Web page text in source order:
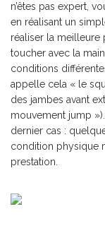
n’êtes pas expert,
en réalisant un
réaliser la
toucher avec la
conditions
appelle cela « le
des jambes avant
mouvement jump
dernier cas :
condition physique
prestation.